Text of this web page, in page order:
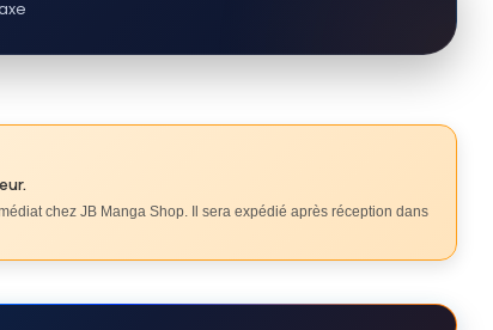
chez JB Manga Shop. Il sera expédié après réception dans